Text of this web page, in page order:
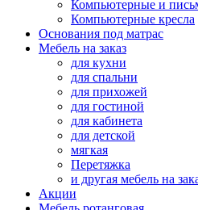
Компьютерные и
Компьютерные кресла
Основания под матрас
Мебель на заказ
для кухни
для спальни
для прихожей
для гостиной
для кабинета
для детской
мягкая
Перетяжка
и другая мебель на
Акции